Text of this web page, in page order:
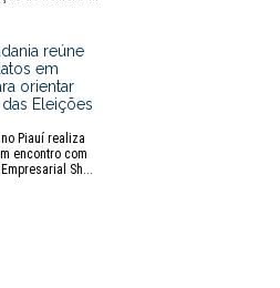
reúne
em
orientar
Eleições
Piauí realiza
encontro com
Sh...